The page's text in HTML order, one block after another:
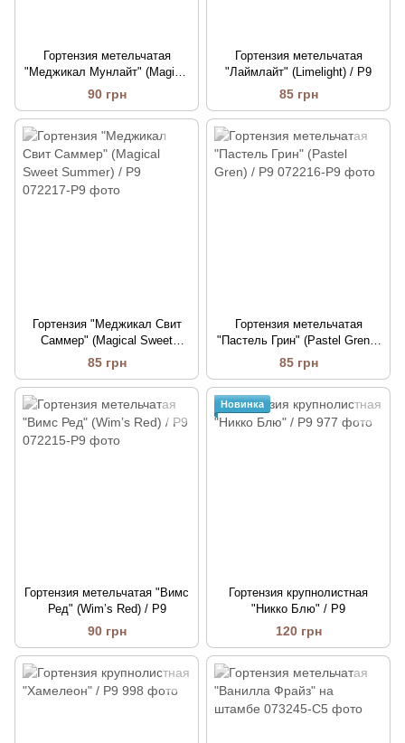
Гортензия метельчатая
"Меджикал Мунлайт" (Magical
Moonlight) / Р9
90 грн
Гортензия метельчатая
"Лаймлайт" (Limelight) / Р9
85 грн
Гортензия "Меджикал Свит
Саммер" (Magical Sweet
Summer) / Р9
85 грн
Гортензия метельчатая
"Пастель Грин" (Pastel Gren) /
Р9
85 грн
Гортензия метельчатая "Вимс
Ред" (Wim’s Red) / Р9
90 грн
Новинка
Гортензия крупнолистная
"Никко Блю" / P9
120 грн